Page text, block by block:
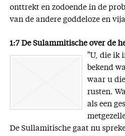
onttrekt en zodoende in de
van de andere goddeloze en
1:7 De Sulammitische over de
"U, die ik
bekend
waar u
rusten.
als een
De Sullamitische gaat nu